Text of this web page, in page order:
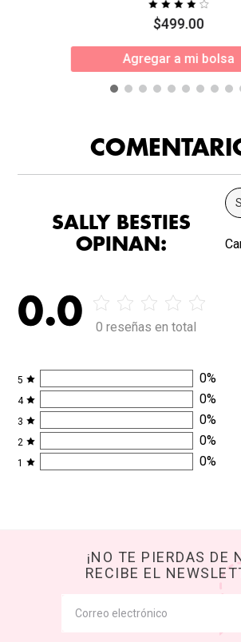
$499.00
Agregar a mi bolsa
SALLY BESTIES
OPINAN:
0.0 0 reseñas en total
5 0%
4 0%
3 0%
2 0%
1 0%
¡NO TE PIERDAS DE
RECIBE EL